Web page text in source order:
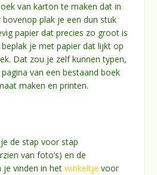
van karton te maken dat in
plak je een dun stuk
papier dat precies zo groot is
beplak je met papier dat lijkt op
Dat zou je zelf kunnen typen,
van een bestaand boek
maken en printen.
de stap voor stap
van foto’s) en de
je vinden in het winkeltje voor